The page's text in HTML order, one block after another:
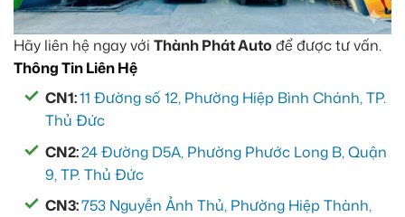
Hãy liên hệ ngay với Thành Phát Auto để được tư vấn.
Thông Tin Liên Hệ
CN1:11 Đường số 12, Phường Hiệp Bình Chánh, TP.
Thủ Đức
CN2:24 Đường D5A, Phường Phước Long B, Quận
9, TP. Thủ Đức
CN3:753 Nguyễn Ảnh Thủ, Phường Hiệp Thành,